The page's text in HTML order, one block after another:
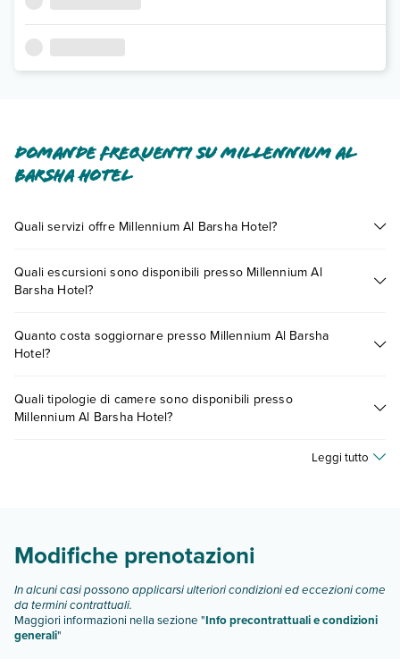
Domande frequenti su Millennium Al
Barsha Hotel
Quali servizi offre Millennium Al Barsha Hotel?
pagamento tra cui: massaggi, ombrelloni in piscina, lavanderia.
Scopri tutti i dettagli nel paragrafo dedicato "
Quali escursioni sono disponibili presso Millennium Al
Barsha Hotel?
presso Millennium Al Barsha Hotel. Scoprile tutte nella
sezione dedicata
Quanto costa soggiornare presso Millennium Al Barsha
Hotel?
a vari fattori (per es. date, condizioni dell'hotel, ecc). Per
consultare i prezzi, compila il motore di ricerca e scegli
Quali tipologie di camere sono disponibili presso
Millennium Al Barsha Hotel?
camera superior
suite premium
suite premium
appartamento executive
appartamento executive
Leggi tutto
Modifiche prenotazioni
In alcuni casi possono applicarsi ulteriori condizioni ed eccezioni come
da termini contrattuali.
Maggiori informazioni nella sezione "Info precontrattuali e condizioni
generali"